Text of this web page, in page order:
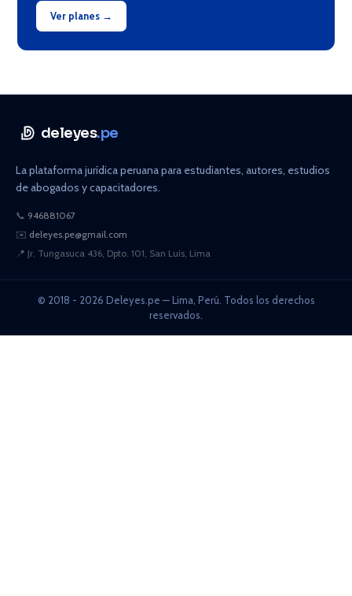
Ver planes →
deleyes.pe
La plataforma jurídica peruana para estudiantes, autores, estudios
de abogados y capacitadores.
📞 946881067
✉️ deleyes.pe@gmail.com
📍 Jr. Tungasuca 436, Dpto. 101, San Luis, Lima
© 2018 - 2026 Deleyes.pe — Lima, Perú. Todos los derechos
reservados.